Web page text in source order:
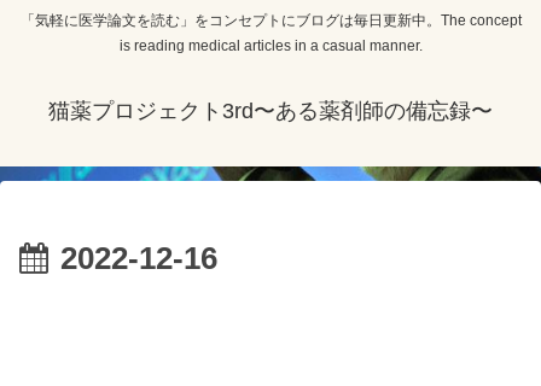
「気軽に医学論文を読む」をコンセプトにブログは毎日更新中。The concept
is reading medical articles in a casual manner.
猫薬プロジェクト3rd〜ある薬剤師の備忘録〜
2022-12-16